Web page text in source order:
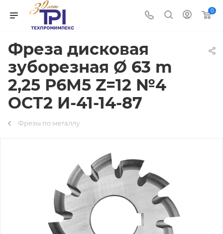
0
Фреза дисковая
зуборезная Ø 63 m
2,25 Р6М5 Z=12 №4
ОСТ2 И-41-14-87
Фрезы по металлу